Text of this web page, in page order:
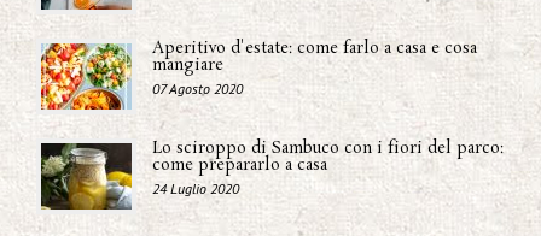
Aperitivo d'estate: come farlo a casa e cosa
mangiare
07 Agosto 2020
Lo sciroppo di Sambuco con i fiori del parco:
come prepararlo a casa
24 Luglio 2020